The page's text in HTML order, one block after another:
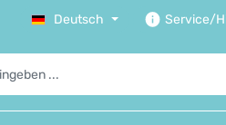
Deutsch Service/